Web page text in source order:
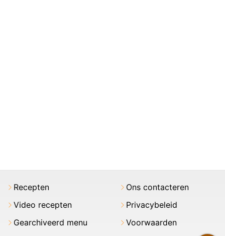
Recepten
Video recepten
Gearchiveerd menu
Ons contacteren
Privacybeleid
Voorwaarden